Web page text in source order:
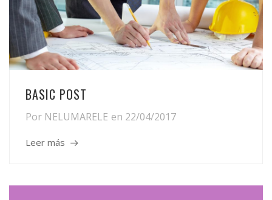
BASIC POST
Por NELUMARELE en 22/04/2017
Leer más